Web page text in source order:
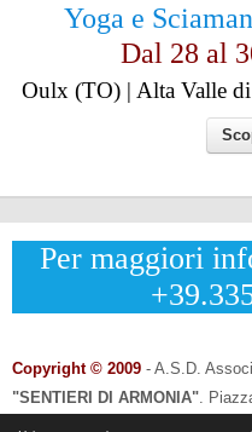
Yoga e
Dal 28 al
Oulx (TO) | Alta Valle
Per maggiori
Copyright © 2009 - A.S.D.
"SENTIERI DI ARMONIA"